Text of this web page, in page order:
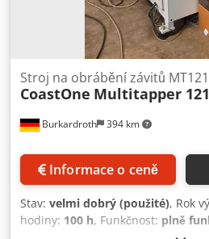
Burkardroth 394 km
Stroj na obrábění závitů
CoastOne Multitapper
Informace o ceně
Stav: velmi dobrý (použité), Rok
hodiny: 100 h, Funkčnost: plně